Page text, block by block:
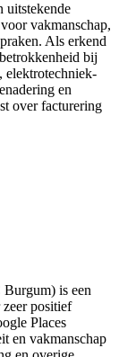
uitstekende
vakmanschap,
Als erkend
bij
elektrotechniek-
en
over facturering
is een
positief
Places
en vakmanschap